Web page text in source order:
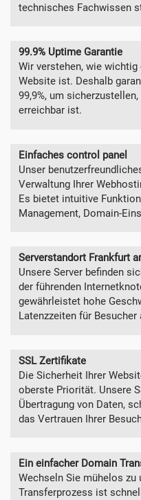
technisches Fachwissen
99.9% Uptime Garantie
Wir verstehen, wie
Website ist. Deshalb
99,9%, um
erreichbar ist.
Einfaches control panel
Unser
Verwaltung Ihrer
Es bietet intuitive
Management, Domain-
Serverstandort Frankfurt
Unsere Server befinden
der führenden
gewährleistet hohe
Latenzzeiten für Besucher
SSL Zertifikate
Die Sicherheit Ihrer
oberste Priorität. Unsere
Übertragung von Daten,
das Vertrauen Ihrer
Ein einfacher Domain
Wechseln Sie mühelos zu
Transferprozess ist